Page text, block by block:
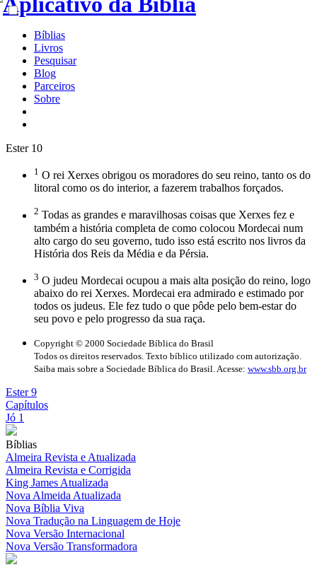
Bíblias
Livros
Pesquisar
Blog
Parceiros
Sobre
Ester 10
1 O rei Xerxes obrigou os moradores do seu reino, tanto os do
litoral como os do interior, a fazerem trabalhos forçados.
2 Todas as grandes e maravilhosas coisas que Xerxes fez e
também a história completa de como colocou Mordecai num
alto cargo do seu governo, tudo isso está escrito nos livros da
História dos Reis da Média e da Pérsia.
3 O judeu Mordecai ocupou a mais alta posição do reino, logo
abaixo do rei Xerxes. Mordecai era admirado e estimado por
todos os judeus. Ele fez tudo o que pôde pelo bem-estar do
seu povo e pelo progresso da sua raça.
Copyright © 2000 Sociedade Bíblica do Brasil
Todos os direitos reservados. Texto bíblico utilizado com autorização.
Saiba mais sobre a Sociedade Bíblica do Brasil. Acesse: www.sbb.org.br
Ester 9
Capítulos
Jó 1
Bíblias
Almeira Revista e Atualizada
Almeira Revista e Corrigida
King James Atualizada
Nova Almeida Atualizada
Nova Bíblia Viva
Nova Tradução na Linguagem de Hoje
Nova Versão Internacional
Nova Versão Transformadora